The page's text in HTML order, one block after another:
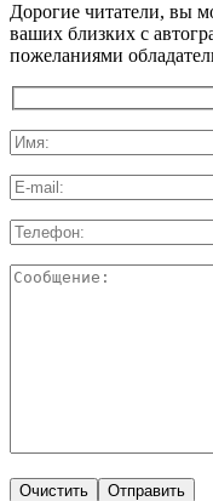
Дорогие читатели, вы
ваших близких с
пожеланиями